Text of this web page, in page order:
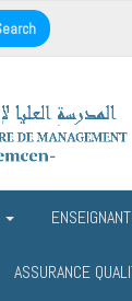
ASSURANCE